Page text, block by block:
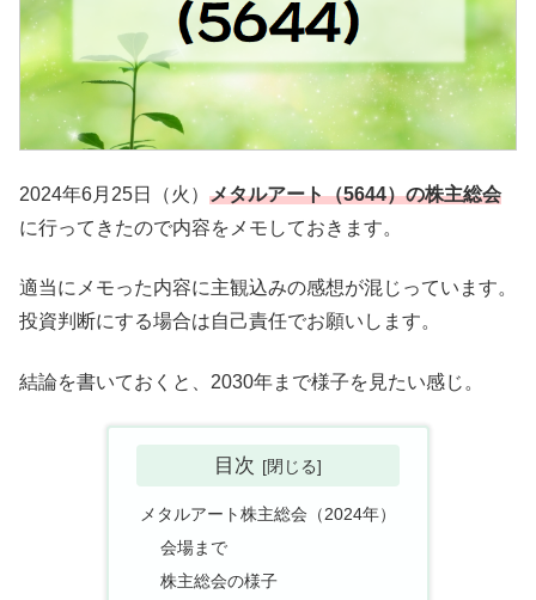
2024年6月25日（火） メタルアート（5644）の株主総会
に行ってきたので内容をメモしておきます。
適当にメモった内容に主観込みの感想が混じっています。
投資判断にする場合は自己責任でお願いします。
結論を書いておくと、2030年まで様子を見たい感じ。
目次
メタルアート株主総会（2024年）
会場まで
株主総会の様子